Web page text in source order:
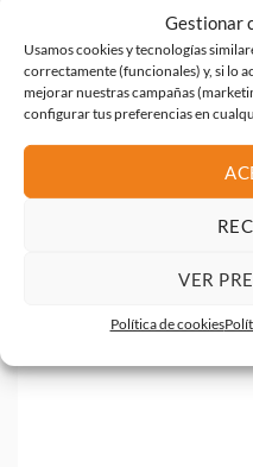
Gestionar
Usamos cookies y tecnologías
correctamente (funcionales) y, si lo
mejorar nuestras campañas
configurar tus preferencias en
VER
Política de cookies